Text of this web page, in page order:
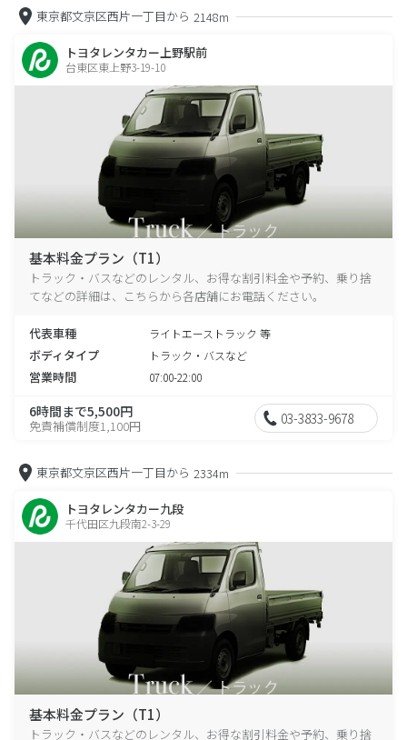
東京都文京区西片一丁目から 2148m
トヨタレンタカー上野駅前
台東区東上野3-19-10
基本料金プラン（T1）
トラック・バスなどのレンタル、お得な割引料金や予約、乗り捨
てなどの詳細は、こちらから各店舗にお電話ください。
代表車種 ライトエーストラック 等
ボディタイプ トラック・バスなど
営業時間 07:00-22:00
6時間まで5,500円
免責補償制度1,100円 03-3833-9678
東京都文京区西片一丁目から 2334m
トヨタレンタカー九段
千代田区九段南2-3-29
基本料金プラン（T1）
トラック・バスなどのレンタル、お得な割引料金や予約、乗り捨